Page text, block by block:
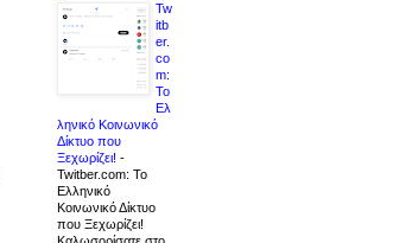
Tw
itb
er.
co
m:
Το
Ελ
ληνικό Κοινωνικό
Δίκτυο που
Ξεχωρίζει! -
Twitber.com: Το
Ελληνικό
Κοινωνικό Δίκτυο
που Ξεχωρίζει!